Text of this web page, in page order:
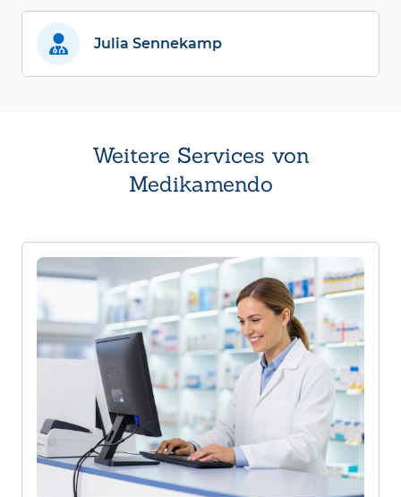
Julia Sennekamp
Weitere Services von
Medikamendo